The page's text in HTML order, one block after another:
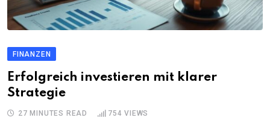
FINANZEN
Erfolgreich investieren mit klarer
Strategie
27 MINUTES READ 754 VIEWS